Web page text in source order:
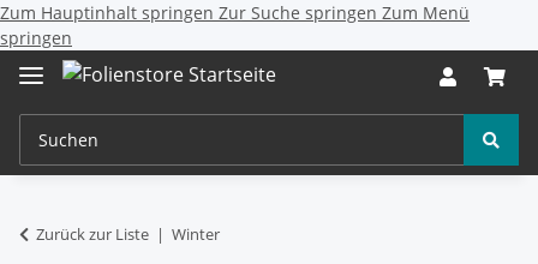
Zum Hauptinhalt springen Zur Suche springen Zum Menü
springen
Zurück zur Liste Winter